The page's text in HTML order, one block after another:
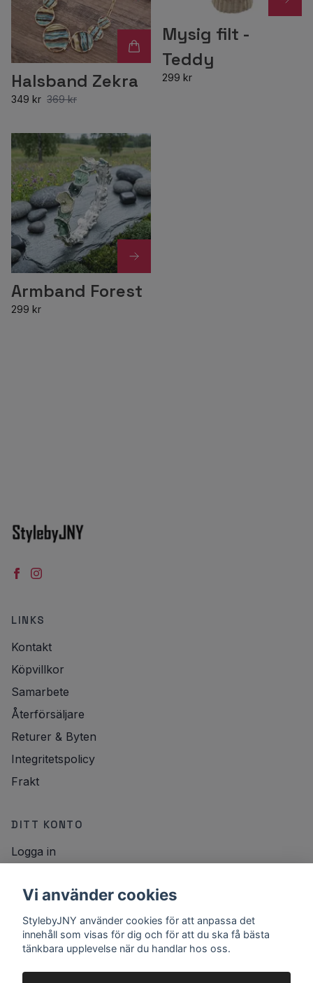
Halsband Zekra
349 kr 369 kr
Mysig filt -
Teddy
299 kr
Armband Forest
299 kr
LINKS
Kontakt
Köpvillkor
Samarbete
Återförsäljare
Returer & Byten
Integritetspolicy
Frakt
DITT KONTO
Logga in
NYHETSBREV
E-postadress
Registrera
Vi använder cookies
StylebyJNY använder cookies för att anpassa det
innehåll som visas för dig och för att du ska få bästa
tänkbara upplevelse när du handlar hos oss.